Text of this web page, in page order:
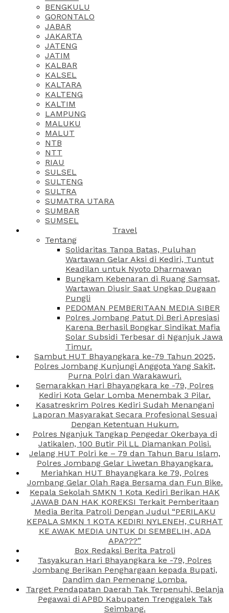
BENGKULU
GORONTALO
JABAR
JAKARTA
JATENG
JATIM
KALBAR
KALSEL
KALTARA
KALTENG
KALTIM
LAMPUNG
MALUKU
MALUT
NTB
NTT
RIAU
SULSEL
SULTENG
SULTRA
SUMATRA UTARA
SUMBAR
SUMSEL
Travel
Tentang
Solidaritas Tanpa Batas, Puluhan
Wartawan Gelar Aksi di Kediri, Tuntut
Keadilan untuk Nyoto Dharmawan
Bungkam Kebenaran di Ruang Samsat,
Wartawan Diusir Saat Ungkap Dugaan
Pungli
PEDOMAN PEMBERITAAN MEDIA SIBER
Polres Jombang Patut Di Beri Apresiasi
Karena Berhasil Bongkar Sindikat Mafia
Solar Subsidi Terbesar di Nganjuk Jawa
Timur.
Sambut HUT Bhayangkara ke-79 Tahun 2025,
Polres Jombang Kunjungi Anggota Yang Sakit,
Purna Polri dan Warakawuri.
Semarakkan Hari Bhayangkara ke -79, Polres
Kediri Kota Gelar Lomba Menembak 3 Pilar.
Kasatreskrim Polres Kediri Sudah Menangani
Laporan Masyarakat Secara Profesional Sesuai
Dengan Ketentuan Hukum.
Polres Nganjuk Tangkap Pengedar Okerbaya di
Jatikalen, 100 Butir Pil LL Diamankan Polisi.
Jelang HUT Polri ke – 79 dan Tahun Baru Islam,
Polres Jombang Gelar Liwetan Bhayangkara.
Meriahkan HUT Bhayangkara ke 79, Polres
Jombang Gelar Olah Raga Bersama dan Fun Bike.
Kepala Sekolah SMKN 1 Kota Kediri Berikan HAK
JAWAB DAN HAK KOREKSI Terkait Pemberitaan
Media Berita Patroli Dengan Judul “PERILAKU
KEPALA SMKN 1 KOTA KEDIRI NYLENEH, CURHAT
KE AWAK MEDIA UNTUK DI SEMBELIH, ADA
APA???”
Box Redaksi Berita Patroli
Tasyakuran Hari Bhayangkara ke -79, Polres
Jombang Berikan Penghargaan kepada Bupati,
Dandim dan Pemenang Lomba.
Target Pendapatan Daerah Tak Terpenuhi, Belanja
Pegawai di APBD Kabupaten Trenggalek Tak
Seimbang.